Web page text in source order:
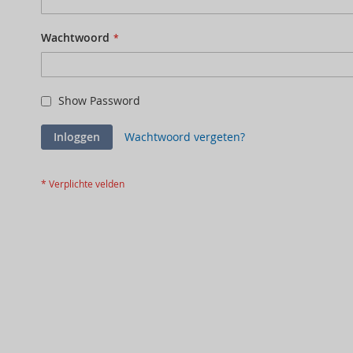
Wachtwoord
Show Password
Inloggen Wachtwoord vergeten?